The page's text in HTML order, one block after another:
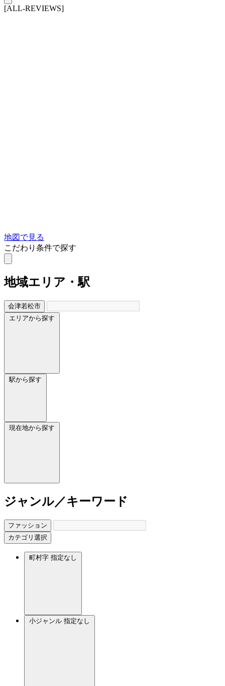
[ALL-REVIEWS]
地図で見る
こだわり条件で探す
地域エリア・駅
会津若松市
エリアから探す
駅から探す
現在地から探す
ジャンル／キーワード
ファッション
カテゴリ選択
町村字 指定なし
小ジャンル 指定なし